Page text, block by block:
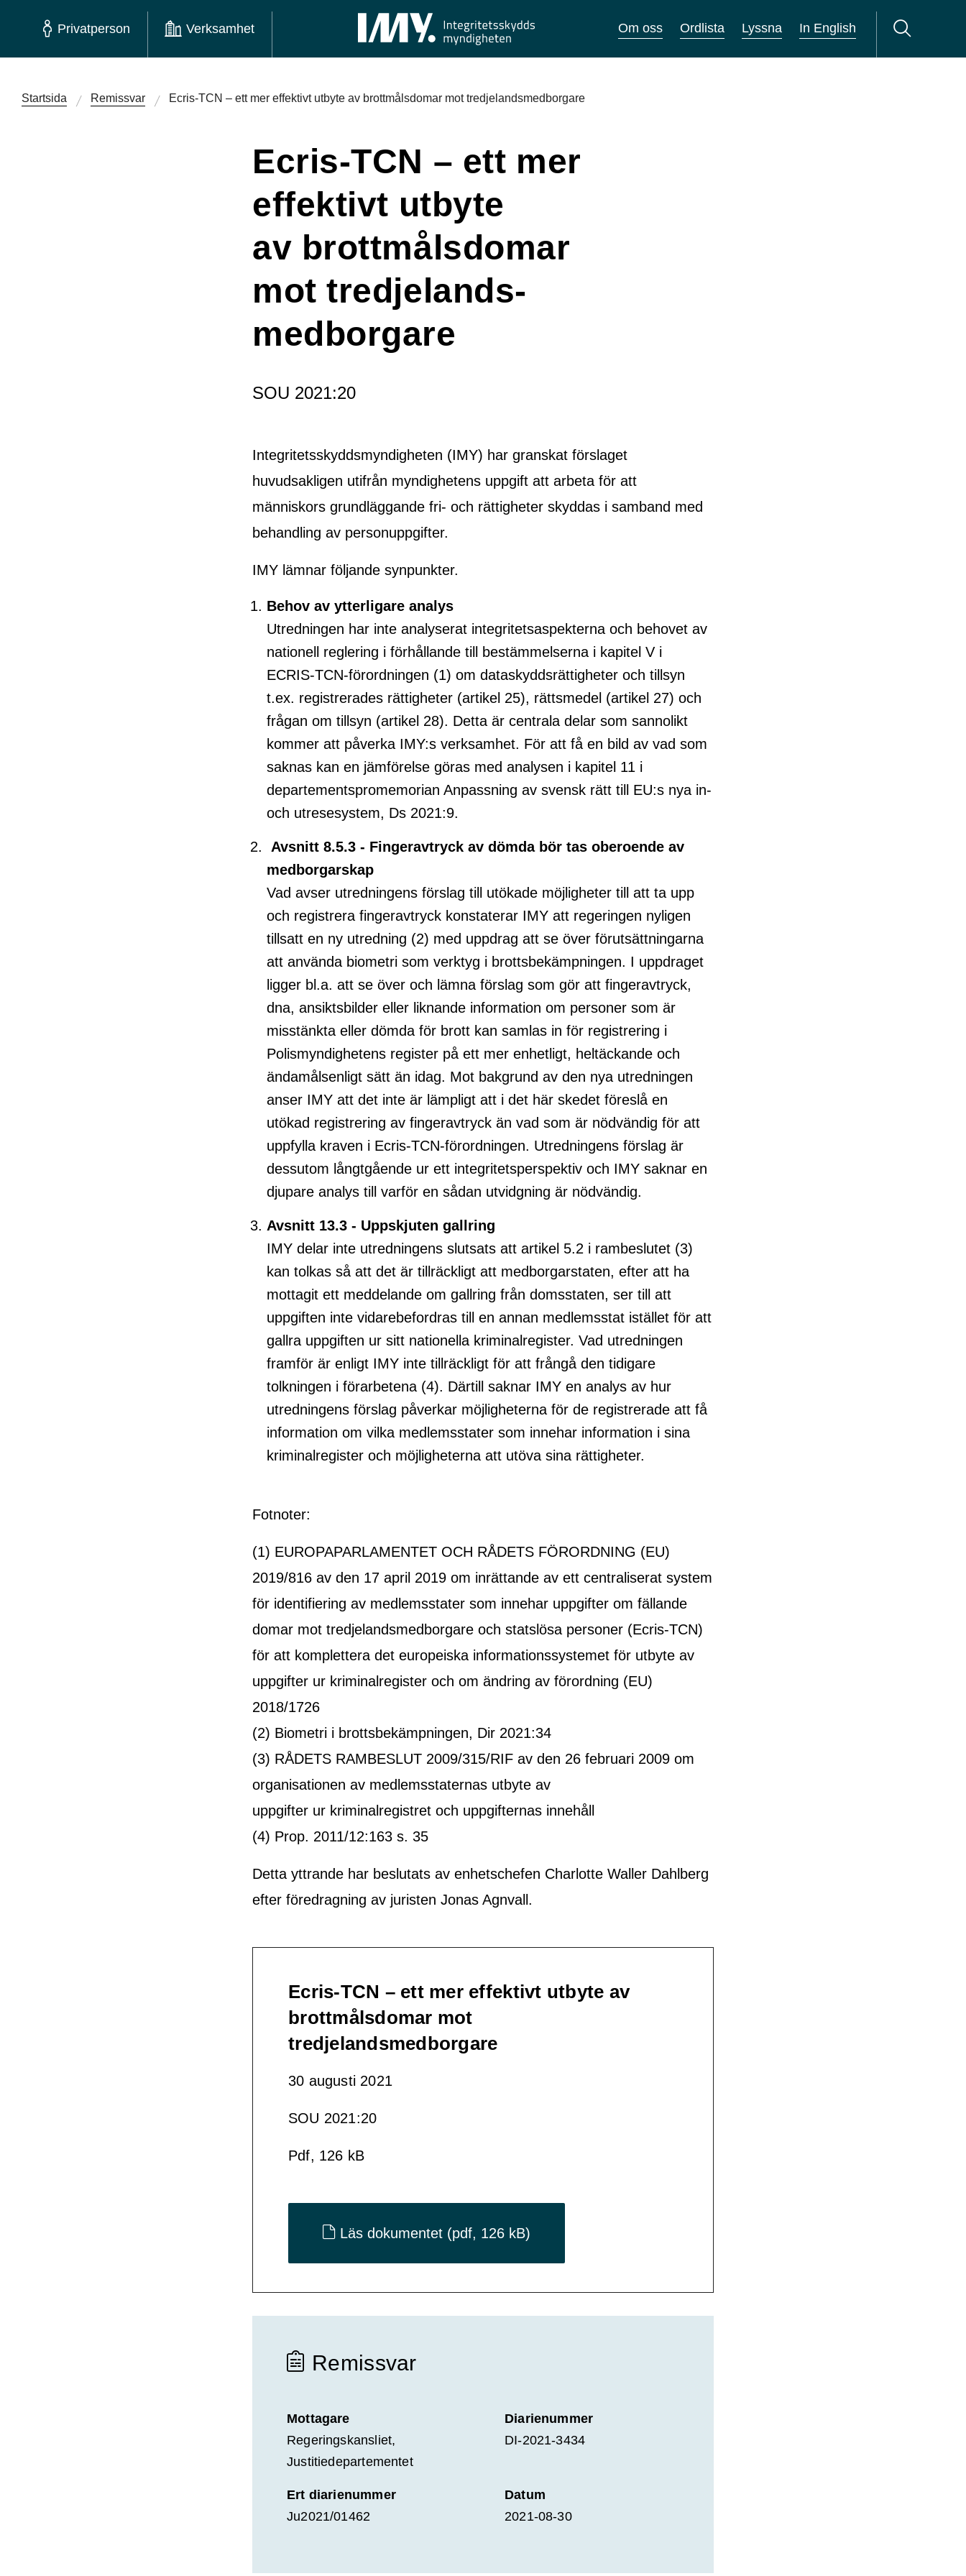
Privatperson Verksamhet Om oss Ordlista Lyssna In English
Startsida Remissvar Ecris-TCN – ett mer effektivt utbyte av brottmålsdomar mot tredjelands­medborgare
Ecris-TCN – ett mer
effektivt utbyte
av brottmålsdomar
mot tredjelands­
medborgare
SOU 2021:20
Integritetsskyddsmyndigheten (IMY) har granskat förslaget
huvudsakligen utifrån myndighetens uppgift att arbeta för att
människors grundläggande fri- och rättigheter skyddas i samband med
behandling av personuppgifter.
IMY lämnar följande synpunkter.
Behov av ytterligare analys
Utredningen har inte analyserat integritetsaspekterna och behovet av
nationell reglering i förhållande till bestämmelserna i kapitel V i
ECRIS-TCN-förordningen (1) om dataskyddsrättigheter och tillsyn
t.ex. registrerades rättigheter (artikel 25), rättsmedel (artikel 27) och
frågan om tillsyn (artikel 28). Detta är centrala delar som sannolikt
kommer att påverka IMY:s verksamhet. För att få en bild av vad som
saknas kan en jämförelse göras med analysen i kapitel 11 i
departementspromemorian Anpassning av svensk rätt till EU:s nya in-
och utresesystem, Ds 2021:9.
Avsnitt 8.5.3 - Fingeravtryck av dömda bör tas oberoende av
medborgarskap
Vad avser utredningens förslag till utökade möjligheter till att ta upp
och registrera fingeravtryck konstaterar IMY att regeringen nyligen
tillsatt en ny utredning (2) med uppdrag att se över förutsättningarna
att använda biometri som verktyg i brottsbekämpningen. I uppdraget
ligger bl.a. att se över och lämna förslag som gör att fingeravtryck,
dna, ansiktsbilder eller liknande information om personer som är
misstänkta eller dömda för brott kan samlas in för registrering i
Polismyndighetens register på ett mer enhetligt, heltäckande och
ändamålsenligt sätt än idag. Mot bakgrund av den nya utredningen
anser IMY att det inte är lämpligt att i det här skedet föreslå en
utökad registrering av fingeravtryck än vad som är nödvändig för att
uppfylla kraven i Ecris-TCN-förordningen. Utredningens förslag är
dessutom långtgående ur ett integritetsperspektiv och IMY saknar en
djupare analys till varför en sådan utvidgning är nödvändig.
Avsnitt 13.3 - Uppskjuten gallring
IMY delar inte utredningens slutsats att artikel 5.2 i rambeslutet (3)
kan tolkas så att det är tillräckligt att medborgarstaten, efter att ha
mottagit ett meddelande om gallring från domsstaten, ser till att
uppgiften inte vidarebefordras till en annan medlemsstat istället för att
gallra uppgiften ur sitt nationella kriminalregister. Vad utredningen
framför är enligt IMY inte tillräckligt för att frångå den tidigare
tolkningen i förarbetena (4). Därtill saknar IMY en analys av hur
utredningens förslag påverkar möjligheterna för de registrerade att få
information om vilka medlemsstater som innehar information i sina
kriminalregister och möjligheterna att utöva sina rättigheter.
Fotnoter:
(1) EUROPAPARLAMENTET OCH RÅDETS FÖRORDNING (EU)
2019/816 av den 17 april 2019 om inrättande av ett centraliserat system
för identifiering av medlemsstater som innehar uppgifter om fällande
domar mot tredjelandsmedborgare och statslösa personer (Ecris-TCN)
för att komplettera det europeiska informationssystemet för utbyte av
uppgifter ur kriminalregister och om ändring av förordning (EU)
2018/1726
(2) Biometri i brottsbekämpningen, Dir 2021:34
(3) RÅDETS RAMBESLUT 2009/315/RIF av den 26 februari 2009 om
organisationen av medlemsstaternas utbyte av
uppgifter ur kriminalregistret och uppgifternas innehåll
(4) Prop. 2011/12:163 s. 35
Detta yttrande har beslutats av enhetschefen Charlotte Waller Dahlberg
efter föredragning av juristen Jonas Agnvall.
Ecris-TCN – ett mer effektivt utbyte av
brottmålsdomar mot
tredjelandsmedborgare
30 augusti 2021
SOU 2021:20
Pdf, 126 kB
Läs dokumentet (pdf, 126 kB)
Remissvar
Mottagare
Regeringskansliet,
Justitiedepartementet
Diarienummer
DI-2021-3434
Ert diarienummer
Ju2021/01462
Datum
2021-08-30